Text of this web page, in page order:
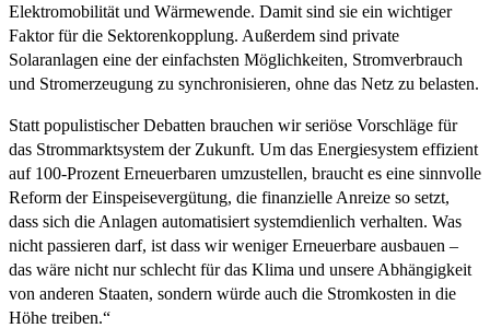
Elektromobilität und Wärmewende. Damit sind sie ein wichtiger
Faktor für die Sektorenkopplung. Außerdem sind private
Solaranlagen eine der einfachsten Möglichkeiten, Stromverbrauch
und Stromerzeugung zu synchronisieren, ohne das Netz zu belasten.
Statt populistischer Debatten brauchen wir seriöse Vorschläge für
das Strommarktsystem der Zukunft. Um das Energiesystem effizient
auf 100-Prozent Erneuerbaren umzustellen, braucht es eine sinnvolle
Reform der Einspeisevergütung, die finanzielle Anreize so setzt,
dass sich die Anlagen automatisiert systemdienlich verhalten. Was
nicht passieren darf, ist dass wir weniger Erneuerbare ausbauen –
das wäre nicht nur schlecht für das Klima und unsere Abhängigkeit
von anderen Staaten, sondern würde auch die Stromkosten in die
Höhe treiben.“